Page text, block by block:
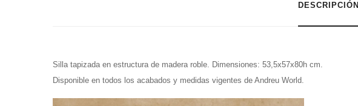
DESCRIPCIÓN
Silla tapizada en estructura de madera roble. Dimensiones: 53,5x57x80h cm.
Disponible en todos los acabados y medidas vigentes de Andreu World.